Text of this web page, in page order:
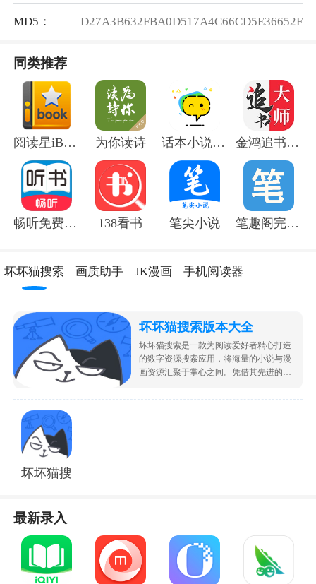
MD5： D27A3B632FBA0D517A4C66CD5E36652F
同类推荐
阅读星iBook 为你读诗 话本小说app原版 金鸿追书大师
畅听免费听书 138看书 笔尖小说 笔趣阁完美版2.7.8
坏坏猫搜索 画质助手 JK漫画 手机阅读器
坏坏猫搜索版本大全
坏坏猫搜索是一款为阅读爱好者精心打造
的数字资源搜索应用，将海量的小说与漫
画资源汇聚于掌心之间。凭借其先进的搜
己心仪的读物，无论是当下热门的爆款作
坏坏猫搜索老版本
最新录入